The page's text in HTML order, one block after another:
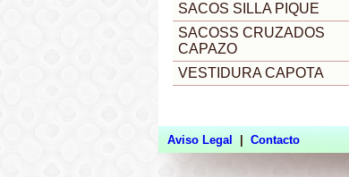
SACOS SILLA PIQUE
SACOSS CRUZADOS
CAPAZO
VESTIDURA CAPOTA
Aviso Legal Contacto